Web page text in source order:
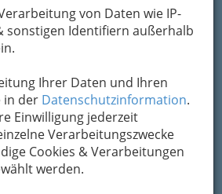
von Daten wie IP-
sonstigen Identifiern außerhalb
Ihrer Daten und Ihren
in der Datenschutzinformation.
Einwilligung jederzeit
Verarbeitungszwecke
Cookies & Verarbeitungen
werden.
Meetup - Steiermark - Kärnten -
Sparkasse Graz - 001
Vergrößern